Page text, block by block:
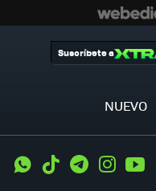
NUEVO
Suscríbete a
WhatsApp
Tiktok Telegram